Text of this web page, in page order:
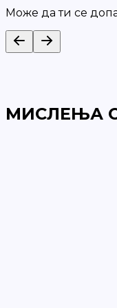
Може да ти се
МИСЛЕЊА